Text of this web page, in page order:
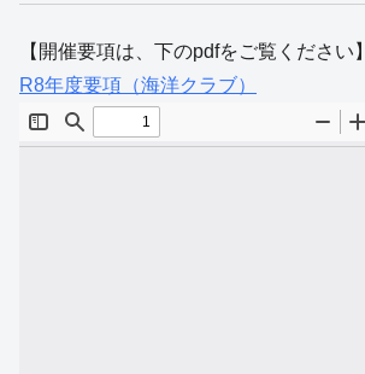
【開催要項は、下のpdfをご覧ください】
R8年度要項（海洋クラブ）